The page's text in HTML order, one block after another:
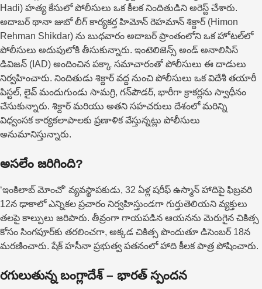
Hadi) హత్య కేసులో పోలీసులు ఒక కీలక నిందితుడిని అరెస్ట్ చేశారు.
అదాబర్ థానా జుబో లీగ్ కార్యకర్త హిమోన్ రెహమాన్ శిక్దార్‌ (Himon
Rehman Shikdar) ను బుధవారం అదాబర్ ప్రాంతంలోని ఒక హోటల్‌లో
పోలీసులు అదుపులోకి తీసుకున్నారు. ఇంటెలిజెన్స్ అండ్ అనాలిసిస్
డివిజన్ (IAD) అందించిన పక్కా సమాచారంతో పోలీసులు ఈ దాడులు
నిర్వహించారు. నిందితుడు శిక్దార్ వద్ద నుంచి పోలీసులు ఒక విదేశీ తయారీ
పిస్టల్, లైవ్ మందుగుండు సామగ్రి, గన్‌పౌడర్, భారీగా క్రాకర్లను స్వాధీనం
చేసుకున్నారు. శిక్దార్ మరియు అతని సహచరులు దేశంలో మరిన్ని
విధ్వంసక కార్యకలాపాలకు ప్రణాళిక వేస్తున్నట్లు పోలీసులు
అనుమానిస్తున్నారు.
అసలేం జరిగింది?
‘ఇంకిలాబ్ మోంచో’ వ్యవస్థాపకుడు, 32 ఏళ్ల షరీఫ్ ఉస్మాన్ హాదిపై ఫిబ్రవరి
12న ఢాకాలో ఎన్నికల ప్రచారం నిర్వహిస్తుండగా గుర్తుతెలియని వ్యక్తులు
తలపై కాల్పులు జరిపారు. తీవ్రంగా గాయపడిన ఆయనను మెరుగైన చికిత్స
కోసం సింగపూర్‌కు తరలించగా, అక్కడ చికిత్స పొందుతూ డిసెంబర్ 18న
మరణించారు. షేక్ హసీనా ప్రభుత్వ పతనంలో హాది కీలక పాత్ర పోషించారు.
రగులుతున్న బంగ్లాదేశ్ – భారత్ స్పందన